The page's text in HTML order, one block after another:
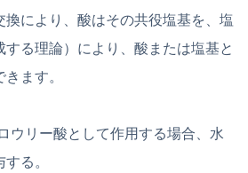
換により、酸はその共役塩基を、塩
る理論）により、酸または塩基と
ます。
ウリー酸として作用する場合、水
る。